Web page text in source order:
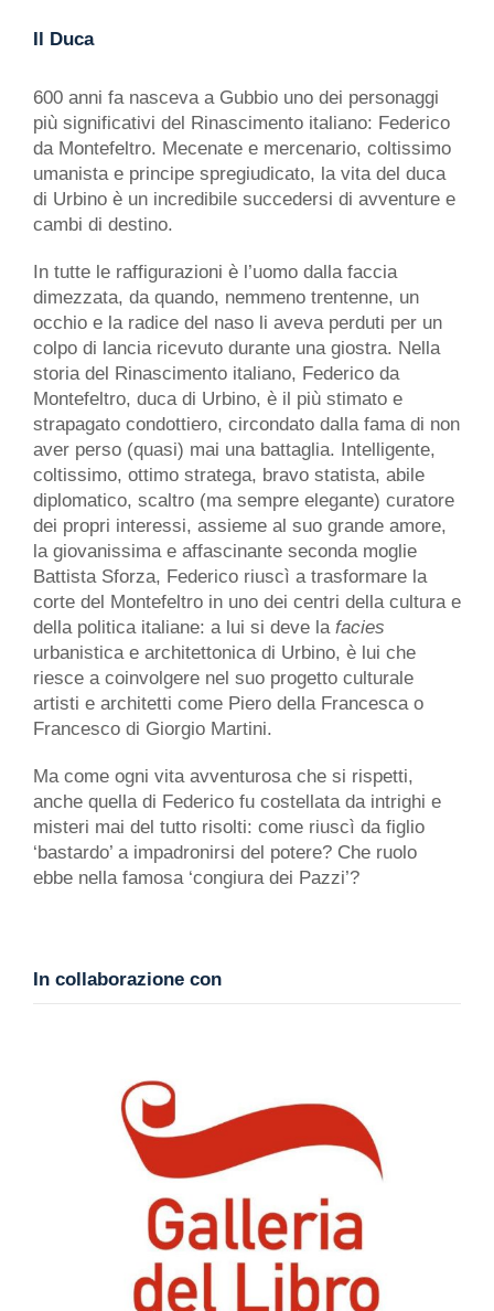
Il Duca
600 anni fa nasceva a Gubbio uno dei personaggi
più significativi del Rinascimento italiano: Federico
da Montefeltro. Mecenate e mercenario, coltissimo
umanista e principe spregiudicato, la vita del duca
di Urbino è un incredibile succedersi di avventure e
cambi di destino.
In tutte le raffigurazioni è l’uomo dalla faccia
dimezzata, da quando, nemmeno trentenne, un
occhio e la radice del naso li aveva perduti per un
colpo di lancia ricevuto durante una giostra. Nella
storia del Rinascimento italiano, Federico da
Montefeltro, duca di Urbino, è il più stimato e
strapagato condottiero, circondato dalla fama di non
aver perso (quasi) mai una battaglia. Intelligente,
coltissimo, ottimo stratega, bravo statista, abile
diplomatico, scaltro (ma sempre elegante) curatore
dei propri interessi, assieme al suo grande amore,
la giovanissima e affascinante seconda moglie
Battista Sforza, Federico riuscì a trasformare la
corte del Montefeltro in uno dei centri della cultura e
della politica italiane: a lui si deve la facies
urbanistica e architettonica di Urbino, è lui che
riesce a coinvolgere nel suo progetto culturale
artisti e architetti come Piero della Francesca o
Francesco di Giorgio Martini.
Ma come ogni vita avventurosa che si rispetti,
anche quella di Federico fu costellata da intrighi e
misteri mai del tutto risolti: come riuscì da figlio
‘bastardo’ a impadronirsi del potere? Che ruolo
ebbe nella famosa ‘congiura dei Pazzi’?
In collaborazione con